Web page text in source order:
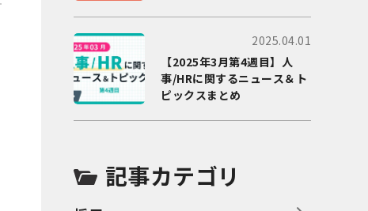
2025.04.01
【2025年3月第4週目】人
事/HRに関するニュース＆ト
ピックスまとめ
記事カテゴリ